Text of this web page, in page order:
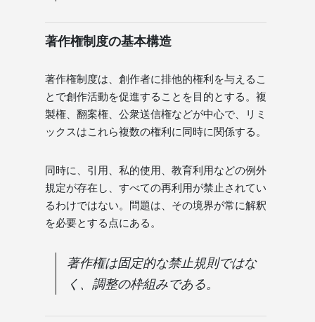
著作権制度の基本構造
著作権制度は、創作者に排他的権利を与えるこ
とで創作活動を促進することを目的とする。複
製権、翻案権、公衆送信権などが中心で、リミ
ックスはこれら複数の権利に同時に関係する。
同時に、引用、私的使用、教育利用などの例外
規定が存在し、すべての再利用が禁止されてい
るわけではない。問題は、その境界が常に解釈
を必要とする点にある。
著作権は固定的な禁止規則ではな
く、調整の枠組みである。